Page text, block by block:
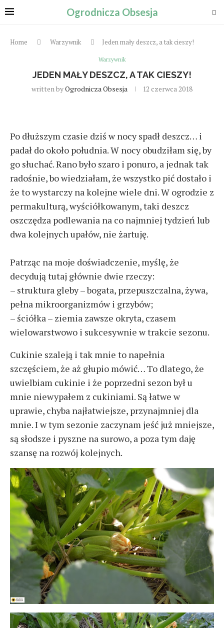
Ogrodnicza Obsesja
Home Warzywnik Jeden mały deszcz, a tak cieszy!
Warzywnik
JEDEN MAŁY DESZCZ, A TAK CIESZY!
written byOgrodnicza Obsesja 12 czerwca 2018
Po dłuższym czasie dziś w nocy spadł deszcz… i
padał do około południa. W nocy obudziłam się, by
go słuchać. Rano było szaro i ponuro, a jednak tak
radośnie, bo wiedziałam, że wszystko pić dostało i
że to wystarczy na kolejne wiele dni. W ogrodzie z
permakulturą, wyściółkowanym, taki deszcz
oszczędza podlewania na co najmniej tydzień lub
dwa kolejnych upałów, nie żartuję.
Patrząc na moje doświadczenie, myślę, że
decydują tutaj głównie dwie rzeczy:
– struktura gleby – bogata, przepuszczalna, żywa,
pełna mikroorganizmów i grzybów;
– ściółka – ziemia zawsze okryta, czasem
wielowarstwowo i sukcesywnie w trakcie sezonu.
Cukinie szaleją i tak mnie to napełnia
szczęściem, że aż głupio mówić… To dlatego, że
uwielbiam cukinie i że poprzedni sezon był u
mnie niewypałem z cukiniami. Są łatwe w
uprawie, chyba najłatwiejsze, przynajmniej dla
mnie. I w tym sezonie zaczynam jeść już mniejsze,
są słodsze i pyszne na surowo, a poza tym daję
szansę na rozwój kolejnych.